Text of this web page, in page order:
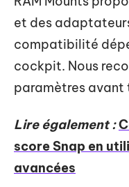
et des
compatibilité
cockpit. Nous
paramètres avant
Lire également :
score Snap en
avancées